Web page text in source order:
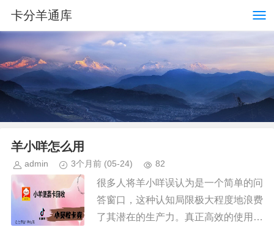
卡分羊通库
羊小咩怎么用
admin 3个月前 (05-24) 82
很多人将羊小咩误认为是一个简单的问
答窗口，这种认知局限极大程度地浪费
了其潜在的生产力。真正高效的使用逻